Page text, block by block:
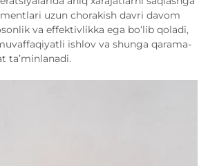
uzun chorakish davri davom
va effektivlikka ega bo‘lib qoladi,
ishlov va shunga qarama-
ta’minlanadi.